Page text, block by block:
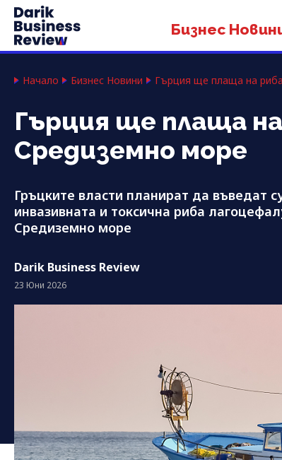
Бизнес
Начало Бизнес Новини Гърция ще плаща на
Гърция ще плаща
Средиземно море
Гръцките власти планират да въведат
инвазивната и токсична риба
Средиземно море
Darik Business Review
23 Юни 2026